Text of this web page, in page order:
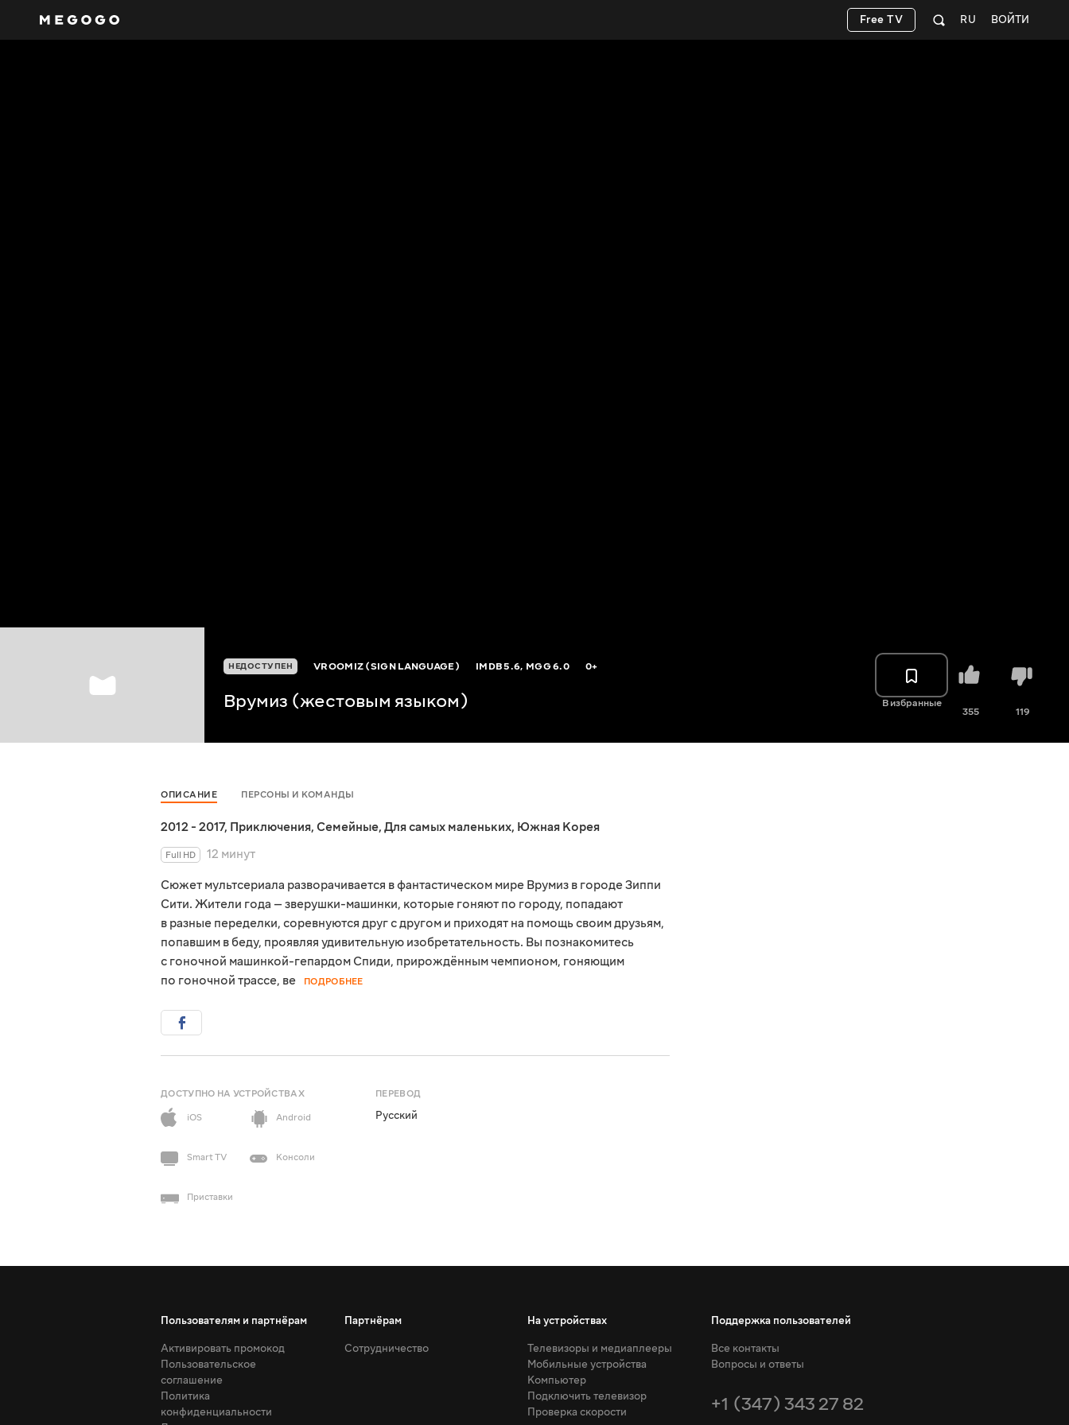
ВОЙТИ
RU
Free TV
НЕДОСТУПЕН VROOMIZ (SIGN LANGUAGE) IMDB5.6, MGG6.0 0+
Врумиз (жестовым языком) В избранные
355 119
ОПИСАНИЕ ПЕРСОНЫ И КОМАНДЫ
2012 - 2017, Приключения, Семейные, Для самых маленьких, Южная Корея
Full HD
12 минут
Сюжет мультсериала разворачивается в фантастическом мире Врумиз в городе Зиппи
Сити. Жители года — зверушки-машинки, которые гоняют по городу, попадают
в разные переделки, соревнуются друг с другом и приходят на помощь своим друзьям,
попавшим в беду, проявляя удивительную изобретательность. Вы познакомитесь
с гоночной машинкой-гепардом Спиди, прирождённым чемпионом, гоняющим
по гоночной трассе, ве
ПОДРОБНЕЕ
ДОСТУПНО НА УСТРОЙСТВАХ
iOS
Android
Smart TV Консоли
Приставки
ПЕРЕВОД
Русский
Пользователям и партнёрам
Активировать промокод
Пользовательское
соглашение
Политика
конфиденциальности
Партнёрам
Сотрудничество
На устройствах
Телевизоры и медиаплееры
Мобильные устройства
Компьютер
Подключить телевизор
Проверка скорости
Поддержка пользователей
Все контакты
Вопросы и ответы
+1 (347) 343 27 82